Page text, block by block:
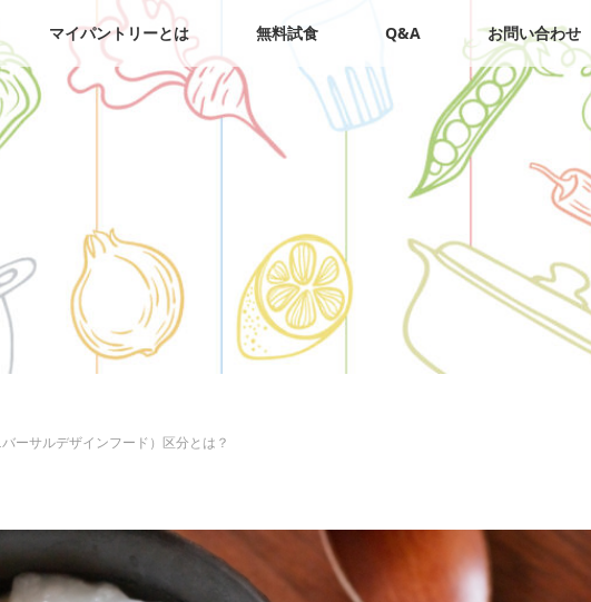
マイパントリーとは 無料試食 Q&A お問い合わせ
ーサルデザインフード）区分とは？